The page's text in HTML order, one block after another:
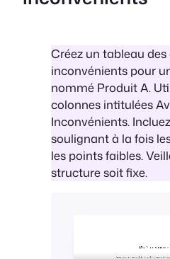
Créez un tableau
inconvénients pour
nommé Produit A.
colonnes intitulées
Inconvénients.
soulignant à la fois
les points faibles.
structure soit fixe.